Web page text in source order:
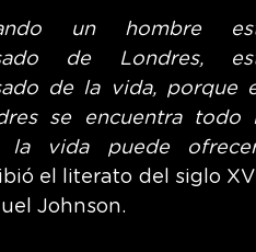
un hombre
de Londres,
de la vida, porque
se encuentra todo
la vida puede
el literato del siglo
Johnson.